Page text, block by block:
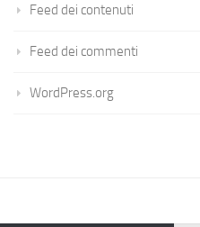
Feed dei contenuti
Feed dei commenti
WordPress.org